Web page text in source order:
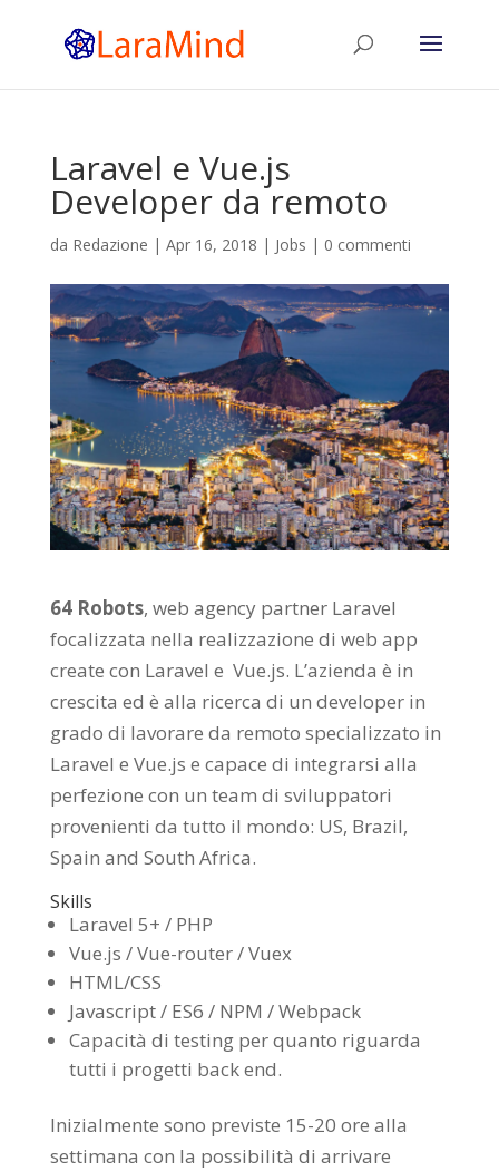
Laravel e Vue.js
Developer da remoto
da Redazione | Apr 16, 2018 | Jobs | 0 commenti
64 Robots, web agency partner Laravel
focalizzata nella realizzazione di web app
create con Laravel e Vue.js. L’azienda è in
crescita ed è alla ricerca di un developer in
grado di lavorare da remoto specializzato in
Laravel e Vue.js e capace di integrarsi alla
perfezione con un team di sviluppatori
provenienti da tutto il mondo: US, Brazil,
Spain and South Africa.
Skills
Laravel 5+ / PHP
Vue.js / Vue-router / Vuex
HTML/CSS
Javascript / ES6 / NPM / Webpack
Capacità di testing per quanto riguarda
tutti i progetti back end.
Inizialmente sono previste 15-20 ore alla
settimana con la possibilità di arrivare